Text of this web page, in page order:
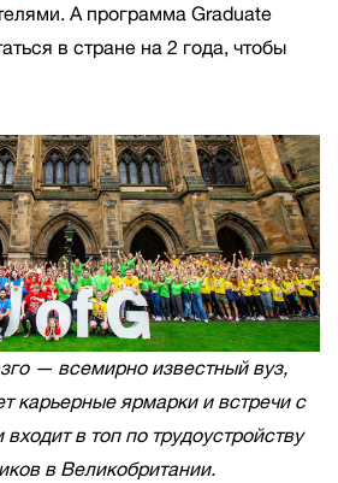
А программа Graduate
в стране на 2 года, чтобы
— всемирно известный вуз,
карьерные ярмарки и встречи с
в топ по трудоустройству
в Великобритании.